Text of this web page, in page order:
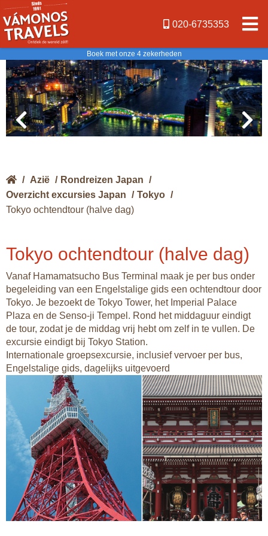
020-6735353
Boek met onze 4 zekerheden
/ Azië / Rondreizen Japan /
Overzicht excursies Japan / Tokyo /
Tokyo ochtendtour (halve dag)
Tokyo ochtendtour (halve dag)
Vanaf Hamamatsucho Bus Terminal maak je per bus onder
begeleiding van een Engelstalige gids een ochtendtour door
Tokyo. Je bezoekt de Tokyo Tower, het Imperial Palace
Plaza en de Senso-ji Tempel. Rond het middaguur eindigt
de tour, zodat je de middag vrij hebt om zelf in te vullen. De
excursie eindigt bij Tokyo Station.
Internationale groepsexcursie, inclusief vervoer per bus,
Engelstalige gids, dagelijks uitgevoerd